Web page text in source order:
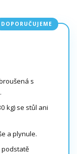
DOPORUČUJEME
s
kg) se stůl ani
a plynule.
podstatě